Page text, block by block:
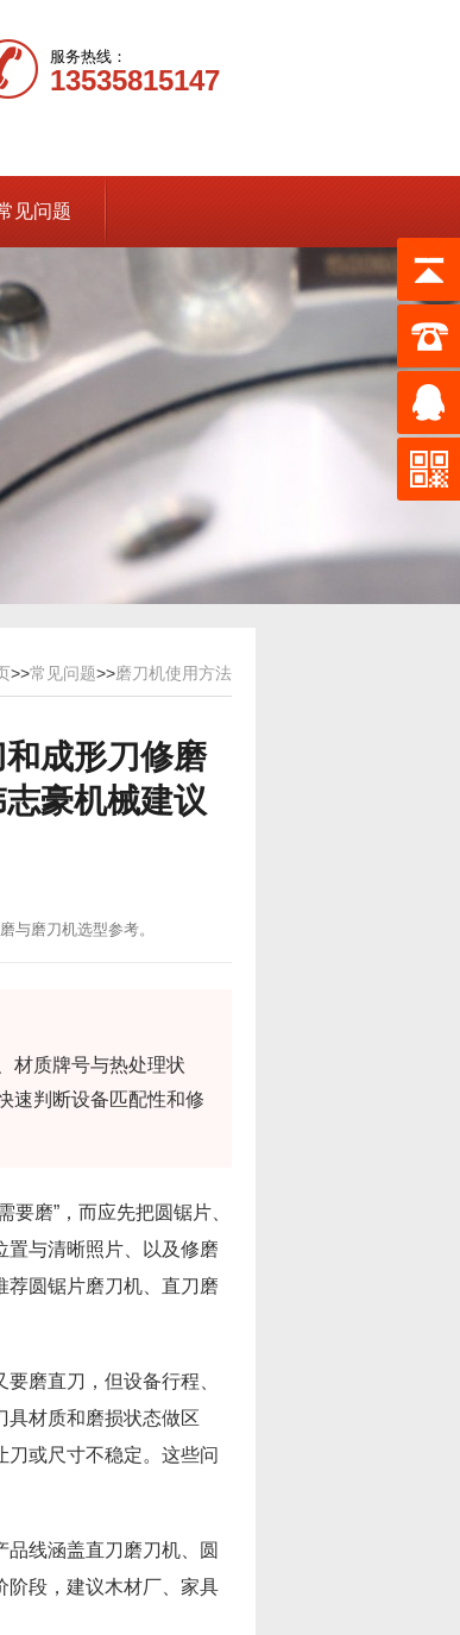
服务热线：
13535815147
见问题
>>常见问题>>磨刀机使用方法
成形刀修磨
豪机械建议
与磨刀机选型参考。
材质牌号与热处理状
速判断设备匹配性和修
磨”，而应先把圆锯片、
置与清晰照片、以及修磨
荐圆锯片磨刀机、直刀磨
磨直刀，但设备行程、
具材质和磨损状态做区
或尺寸不稳定。这些问
线涵盖直刀磨刀机、圆
阶段，建议木材厂、家具